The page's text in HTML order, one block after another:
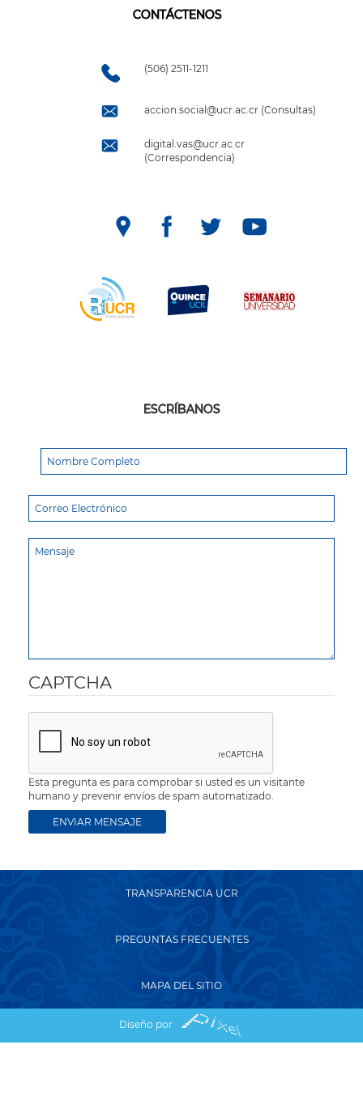
CONTÁCTENOS
(506) 2511-1211
accion.social@ucr.ac.cr (Consultas)
digital.vas@ucr.ac.cr
(Correspondencia)
ESCRÍBANOS
CAPTCHA
Esta pregunta es para comprobar si usted es un visitante
humano y prevenir envíos de spam automatizado.
TRANSPARENCIA UCR
PREGUNTAS FRECUENTES
MAPA DEL SITIO
Diseño por